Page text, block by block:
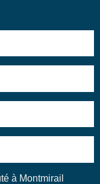
à Montmirail